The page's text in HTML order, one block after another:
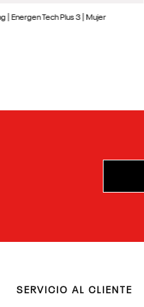
| Energen Tech Plus 3 | Mujer
SERVICIO AL CLIENTE